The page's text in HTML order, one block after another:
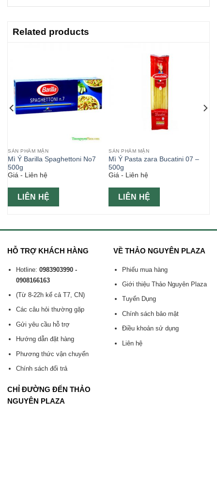
Related products
SẢN PHẨM MẶN
Mì Ý Barilla Spaghettoni No7
500g
Giá - Liên hệ
LIÊN HỆ
SẢN PHẨM MẶN
Mì Ý Pasta zara Bucatini 07 –
500g
Giá - Liên hệ
LIÊN HỆ
HỖ TRỢ KHÁCH HÀNG
Hotline: 0983903990 -
0908166163
(Từ 8-22h kể cả T7, CN)
Các câu hỏi thường gặp
Gửi yêu cầu hỗ trợ
Hướng dẫn đặt hàng
Phương thức vận chuyển
Chính sách đổi trả
VỀ THẢO NGUYÊN PLAZA
Phiếu mua hàng
Giới thiệu Thảo Nguyên Plaza
Tuyển Dụng
Chính sách bảo mật
Điều khoản sử dụng
Liên hệ
CHỈ ĐƯỜNG ĐẾN THẢO
NGUYÊN PLAZA